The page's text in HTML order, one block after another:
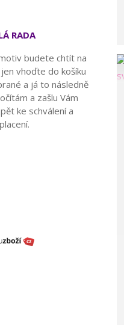
RADA
budete chtít na
vhoďte do košíku
a já to následně
a zašlu Vám
ke schválení a